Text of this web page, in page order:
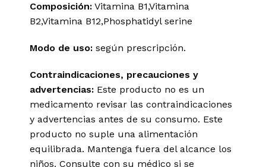
Composición: Vitamina B1,Vitamina
B2,Vitamina B12,Phosphatidyl serine
Modo de uso: según prescripción.
Contraindicaciones, precauciones y
advertencias: Este producto no es un
medicamento revisar las contraindicaciones
y advertencias antes de su consumo. Este
producto no suple una alimentación
equilibrada. Mantenga fuera del alcance los
niños. Consulte con su médico si se